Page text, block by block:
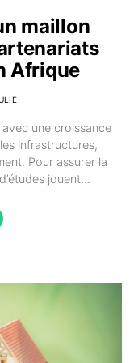
maillon
Afrique
avec une croissance
infrastructures,
Pour assurer la
jouent…